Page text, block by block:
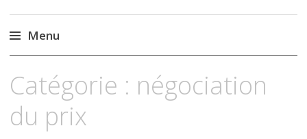
Menu
au
Catégorie : négociation
du prix